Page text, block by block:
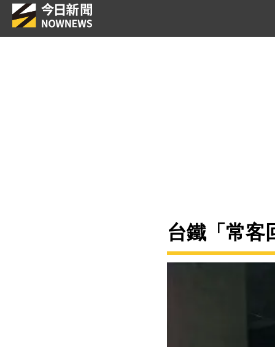
台鐵「常客